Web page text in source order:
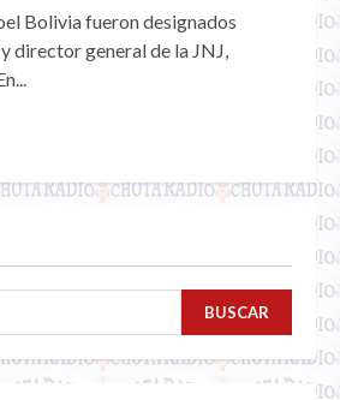
Bolivia fueron designados
director general de la JNJ,
BUSCAR